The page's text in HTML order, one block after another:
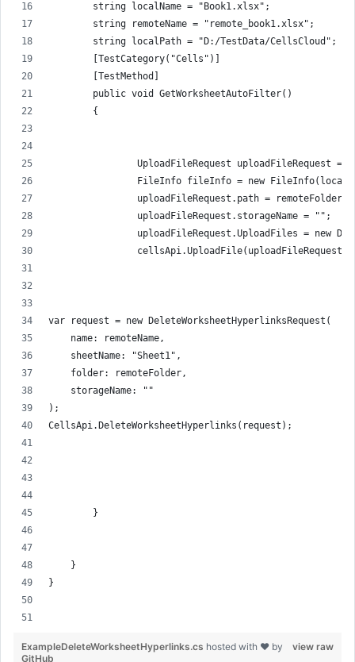
        string localName = "Book1.xlsx";
        string remoteName = "remote_book1.xlsx";
        string localPath = "D:/TestData/CellsCloud";
        [TestCategory("Cells")]
        [TestMethod]
        public void GetWorksheetAutoFilter()
        {
UploadFileRequest uploadFileRequest =
FileInfo fileInfo = new
uploadFileRequest.path = remoteFolder
                uploadFileRequest.storageName = "";
uploadFileRequest.UploadFiles = new
                cellsApi.UploadFile(uploadFileRequest);
var request = new DeleteWorksheetHyperlinksRequest(
    name: remoteName,
    sheetName: "Sheet1",
    folder: remoteFolder,
    storageName: ""
);
CellsApi.DeleteWorksheetHyperlinks(request);
        }
    }
}
view raw
ExampleDeleteWorksheetHyperlinks.cs hosted with ❤ by
GitHub